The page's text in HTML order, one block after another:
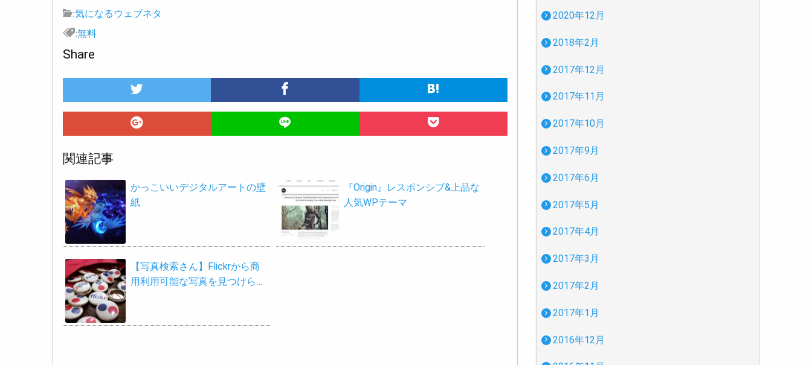
:気になるウェブネタ
:無料
Share
関連記事
かっこいいデジタルアートの壁
紙
『Origin』レスポンシブ&上品な
人気WPテーマ
【写真検索さん】Flickrから商
用利用可能な写真を見つけら…
2020年12月
2018年2月
2017年12月
2017年11月
2017年10月
2017年9月
2017年6月
2017年5月
2017年4月
2017年3月
2017年2月
2017年1月
2016年12月